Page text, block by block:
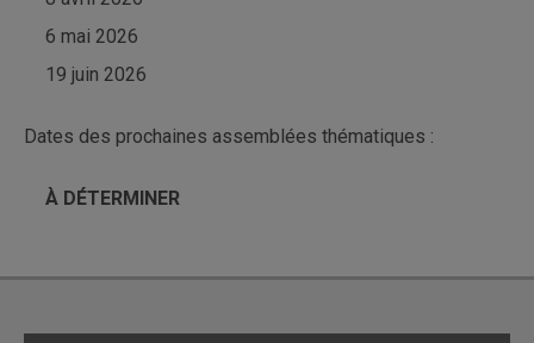
6 mai 2026
19 juin 2026
Dates des prochaines assemblées thématiques :
À DÉTERMINER